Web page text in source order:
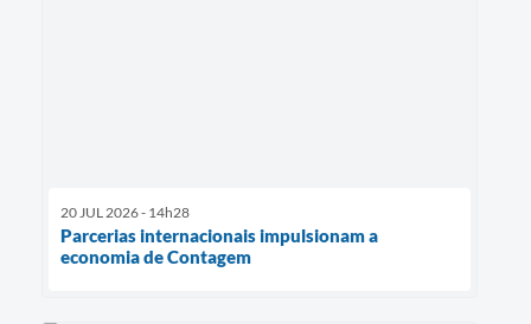
20 JUL 2026 - 14h28
Parcerias internacionais impulsionam a
economia de Contagem